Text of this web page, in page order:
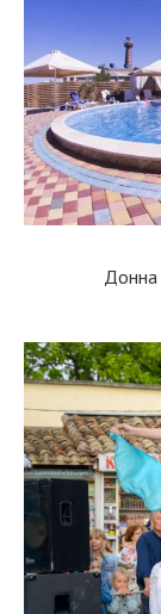
Донна